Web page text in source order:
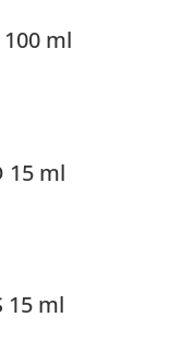
100 ml
15 ml
15 ml